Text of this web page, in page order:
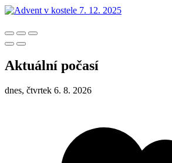
Aktuální počasí
dnes, čtvrtek 6. 8. 2026